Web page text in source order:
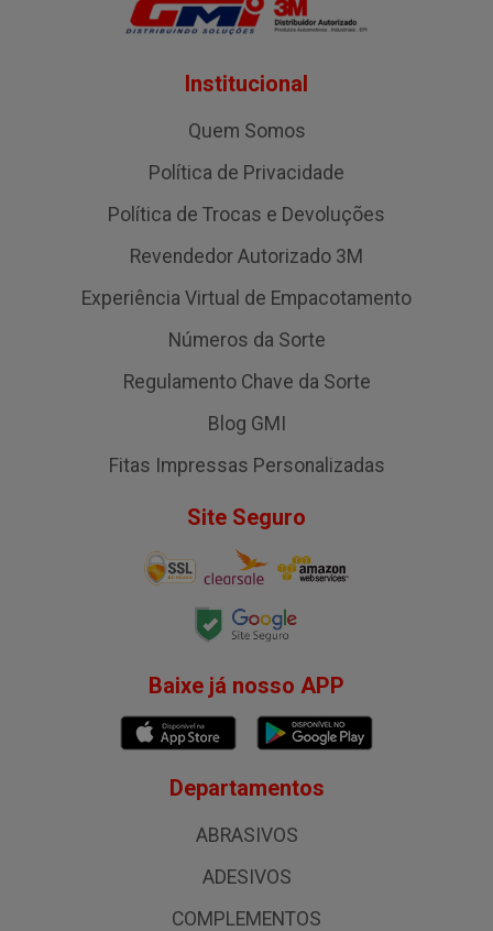
Institucional
Quem Somos
Política de Privacidade
Política de Trocas e Devoluções
Revendedor Autorizado 3M
Experiência Virtual de Empacotamento
Números da Sorte
Regulamento Chave da Sorte
Blog GMI
Fitas Impressas Personalizadas
Site Seguro
Baixe já nosso APP
Departamentos
ABRASIVOS
ADESIVOS
COMPLEMENTOS